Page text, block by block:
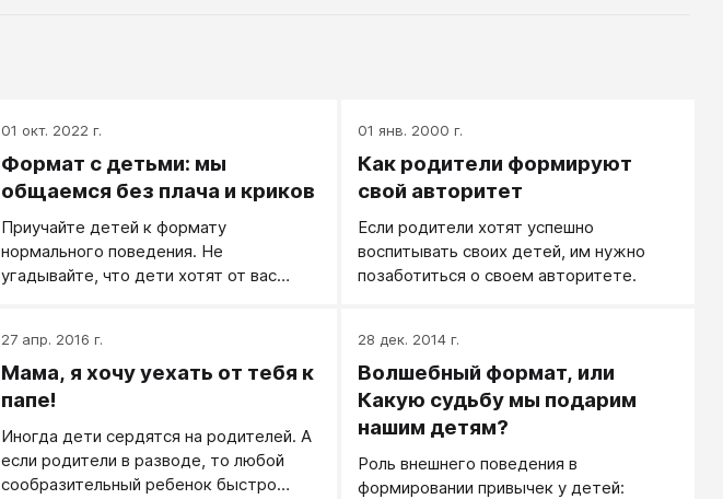
01 окт. 2022 г.
Формат с детьми: мы
общаемся без плача и криков
Приучайте детей к формату
нормального поведения. Не
угадывайте, что дети хотят от вас
01 янв. 2000 г.
Как родители формируют
свой авторитет
Если родители хотят успешно
воспитывать своих детей, им нужно
позаботиться о своем авторитете.
27 апр. 2016 г.
Мама, я хочу уехать от тебя к
папе!
Иногда дети сердятся на родителей. А
если родители в разводе, то любой
сообразительный ребенок быстро
28 дек. 2014 г.
Волшебный формат, или
Какую судьбу мы подарим
нашим детям?
Роль внешнего поведения в
формировании привычек у детей: